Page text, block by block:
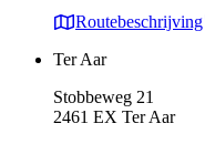
Routebeschrijving
Ter Aar
Stobbeweg 21
2461 EX Ter Aar